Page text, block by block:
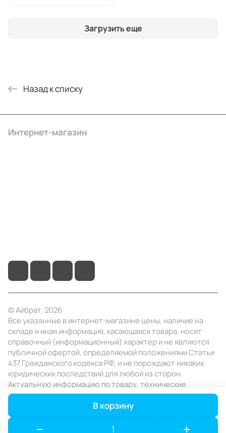
В корзину
Загрузить еще
Назад к списку
Интернет-магазин
© Айбрат, 2026
Все указанные в интернет-магазине цены, наличие на
складе и иная информация, касающаяся товара, носят
справочный (информационный) характер и не являются
публичной офертой, определяемой положениями Статьи
437 Гражданского кодекса РФ, и не порождают никаких
юридических последствий для любой из сторон.
Актуальную информацию по товару, технические
характеристики уточняйте в отделе продаж в день
Конфиденциальность
Оферта